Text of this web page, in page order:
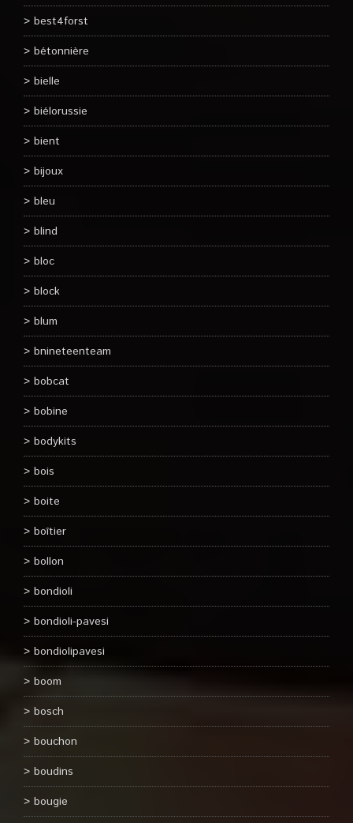
best4forst
bétonnière
bielle
biélorussie
bient
bijoux
bleu
blind
bloc
block
blum
bnineteenteam
bobcat
bobine
bodykits
bois
boite
boîtier
bollon
bondioli
bondioli-pavesi
bondiolipavesi
boom
bosch
bouchon
boudins
bougie